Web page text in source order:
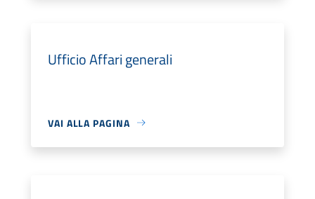
Ufficio Affari generali
VAI ALLA PAGINA